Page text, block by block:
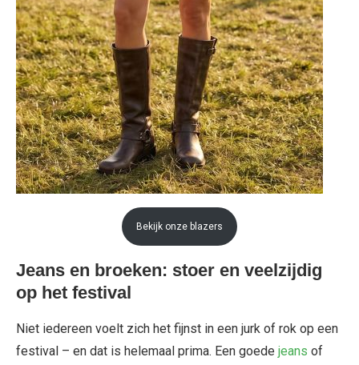
Bekijk onze blazers
Jeans en broeken: stoer en veelzijdig
op het festival
Niet iedereen voelt zich het fijnst in een jurk of rok op een
festival – en dat is helemaal prima. Een goede jeans of